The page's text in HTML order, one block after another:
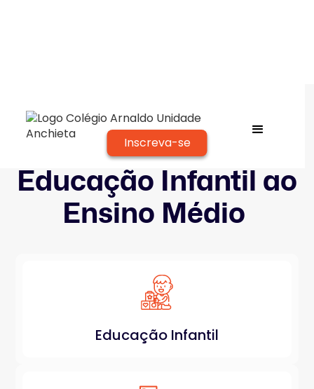
Inscreva-se
Colégio Arnaldo
Educação Infantil ao
Ensino Médio
Educação Infantil